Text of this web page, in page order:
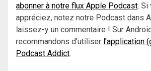
abonner à notre flux Apple Podcast. Si
appréciez, notez notre Podcast dans
laissez-y un commentaire ! Sur
recommandons d’utiliser l’application
Podcast Addict.